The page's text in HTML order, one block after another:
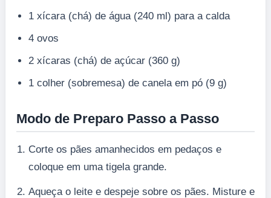
1 xícara (chá) de água (240 ml) para a calda
4 ovos
2 xícaras (chá) de açúcar (360 g)
1 colher (sobremesa) de canela em pó (9 g)
Modo de Preparo Passo a Passo
Corte os pães amanhecidos em pedaços e
coloque em uma tigela grande.
Aqueça o leite e despeje sobre os pães. Misture e